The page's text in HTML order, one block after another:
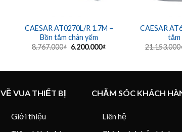
CAESAR AT0270L/R 1.7M –
Bồn tắm chân yếm
8.767.000₫ Giá
6.200.000₫Giá
CAESAR
tắm
21.153.000
VỀ VUA THIẾT BỊ
Giới thiệu
CHĂM SÓC KHÁCH
Liên hệ